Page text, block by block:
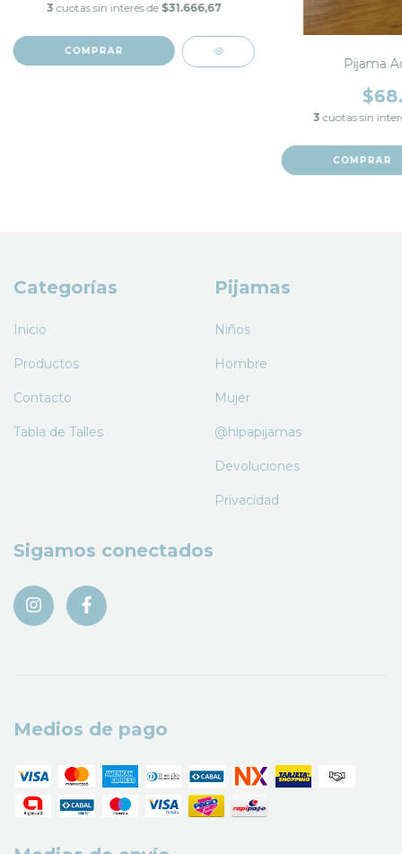
3 cuotas sin interés de $31.666,67
COMPRAR
Pijama
3 cuotas sin
COMPRAR
Categorías
Inicio
Productos
Contacto
Tabla de Talles
Pijamas
Niños
Hombre
Mujer
@hipapijamas
Devoluciones
Privacidad
Sigamos conectados
Medios de pago